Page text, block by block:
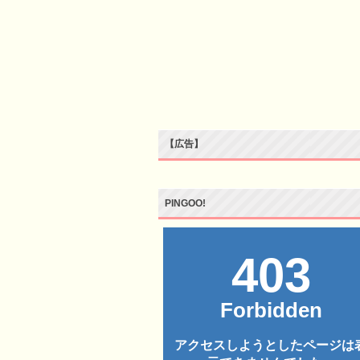
【広告】
PINGOO!